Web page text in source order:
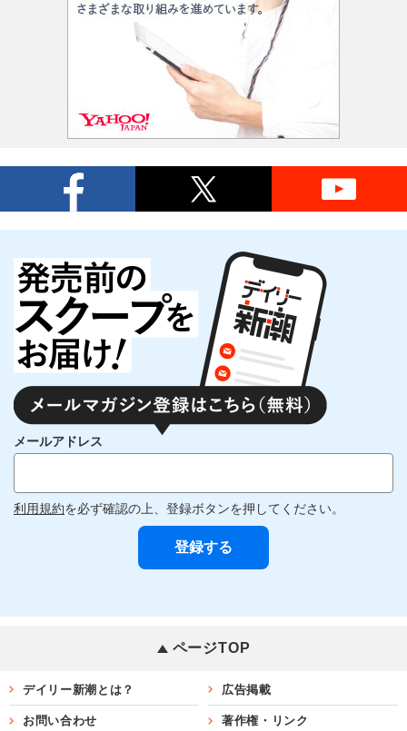
メールアドレス
利用規約を必ず確認の上、登録ボタンを押してください。
ページTOP
デイリー新潮とは？ 広告掲載
お問い合わせ 著作権・リンク